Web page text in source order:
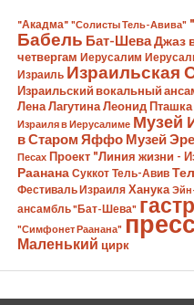
"Акадма" "Солисты Тель-Авива"
Бабель Бат-ШеваДжаз
четвергам Иерусалим
Израиль Израильская
Израильский вокальный
Лена Лагутина Леонид Пташка
Израиля в Иерусалиме Музей
в Старом Яффо Музей
Песах Проект "Линия жизни -
Раанана Суккот Тель-Авив
Фестиваль Израиля Ханука
ансамбль "Бат-Шева"
"Симфонет Раанана"
Маленький цирк